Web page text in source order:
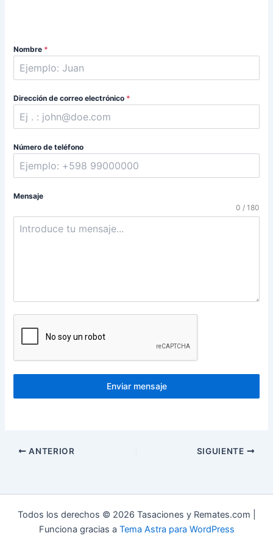
Nombre *
Dirección de correo electrónico *
Número de teléfono
Mensaje
0 / 180
Enviar mensaje
ANTERIOR SIGUIENTE
Todos los derechos © 2026 Tasaciones y Remates.com |
Funciona gracias a Tema Astra para WordPress